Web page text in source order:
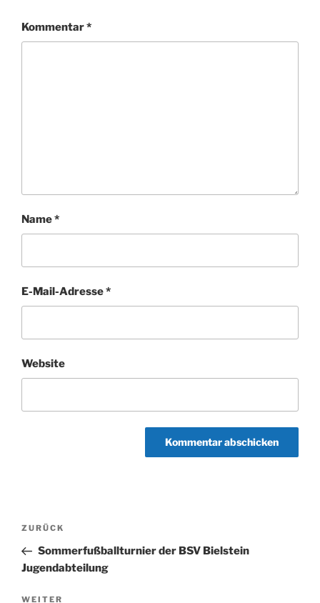
Kommentar*
Name*
E-Mail-Adresse*
Website
Beitragsnavigation
Vorheriger
Beitrag
ZURÜCK
Sommerfußballturnier der BSV Bielstein
Jugendabteilung
WEITER